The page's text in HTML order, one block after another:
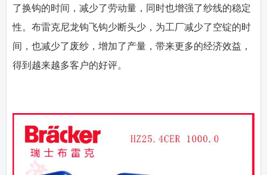
了换钩的时间，减少了劳动量，同时也增强了纱线的稳定
性。布雷克尼龙钩飞钩少断头少，为工厂减少了空锭的时
间，也减少了废纱，增加了产量，带来更多的经济效益，
得到越来越多客户的好评。